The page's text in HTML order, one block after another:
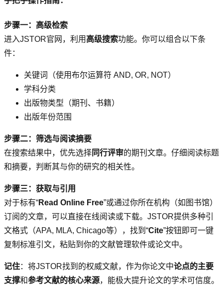
步骤一：高级检索
进入JSTOR官网，利用 高级搜索功能。你可以组合以下条
件：
关键词（使用布尔运算符 AND, OR, NOT）
学科分类
出版物类型（期刊、书籍）
出版年份范围
步骤二：筛选与阅读摘要
在搜索结果中，优先选择同行评审的期刊文章。仔细阅读标题
和摘要，判断其与你的研究的相关性。
步骤三：获取与引用
对于标有“Read Online Free”或通过你所在机构（如图书馆）
订阅的文章，可以直接在线阅读或下载。JSTOR提供多种引
文格式（APA, MLA, Chicago等），找到“Cite”按钮即可一键
复制标准引文，粘贴到你的文献管理软件或论文中。
记住：将JSTOR找到的权威文献，作为你论文中论点的主要
支撑和参考文献的核心来源，能极大提升论文的学术可信度。